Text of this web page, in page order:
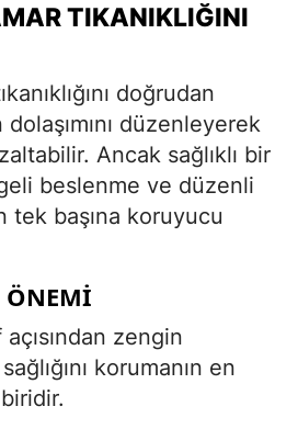
TIKANIKLIĞINI
doğrudan
düzenleyerek
Ancak sağlıklı bir
beslenme ve düzenli
tek başına koruyucu
ÖNEMI
zengin
korumanın en